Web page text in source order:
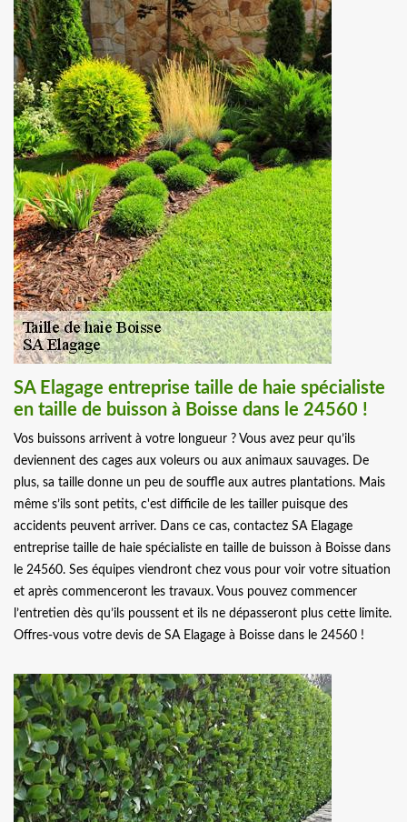
SA Elagage entreprise taille de haie spécialiste
en taille de buisson à Boisse dans le 24560 !
Vos buissons arrivent à votre longueur ? Vous avez peur qu’ils
deviennent des cages aux voleurs ou aux animaux sauvages. De
plus, sa taille donne un peu de souffle aux autres plantations. Mais
même s’ils sont petits, c'est difficile de les tailler puisque des
accidents peuvent arriver. Dans ce cas, contactez SA Elagage
entreprise taille de haie spécialiste en taille de buisson à Boisse dans
le 24560. Ses équipes viendront chez vous pour voir votre situation
et après commenceront les travaux. Vous pouvez commencer
l’entretien dès qu’ils poussent et ils ne dépasseront plus cette limite.
Offres-vous votre devis de SA Elagage à Boisse dans le 24560 !